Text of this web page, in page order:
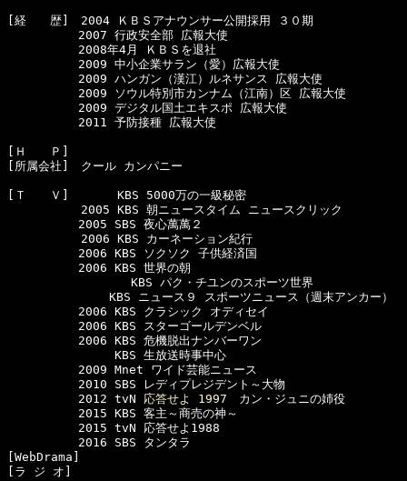
[経　　歴]　2004 ＫＢＳアナウンサー公開採用 ３０期
2007 行政安全部 広報大使
2008年4月 ＫＢＳを退社
2009 中小企業サラン（愛）広報大使
2009 ハンガン（漢江）ルネサンス 広報大使
2009 ソウル特別市カンナム（江南）区 広報大使
2009 デジタル国土エキスポ 広報大使
2011 予防接種 広報大使
[Ｈ　　Ｐ]
[所属会社]　クール カンパニー
[Ｔ　　Ｖ]　     KBS 5000万の一級秘密
  　　　　　2005 KBS 朝ニュースタイム ニュースクリック
2005 SBS 夜心萬萬２
  　　　　　2006 KBS カーネーション紀行
2006 KBS ソクソク 子供経済国
2006 KBS 世界の朝
                 KBS パク・チユンのスポーツ世界
KBS ニュース９ スポーツニュース（週末アンカー）
2006 KBS クラシック オディセイ
2006 KBS スターゴールデンベル
2006 KBS 危機脱出ナンバーワン
KBS 生放送時事中心
2009 Mnet ワイド芸能ニュース
2010 SBS レディプレジデント～大物
2012 tvN 応答せよ 1997 カン・ジュニの姉役
2015 KBS 客主～商売の神～
2015 tvN 応答せよ1988
2016 SBS タンタラ
[WebDrama]
[ラ ジ オ]